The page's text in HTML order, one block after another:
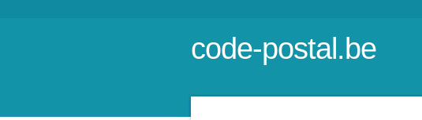
code-postal.be